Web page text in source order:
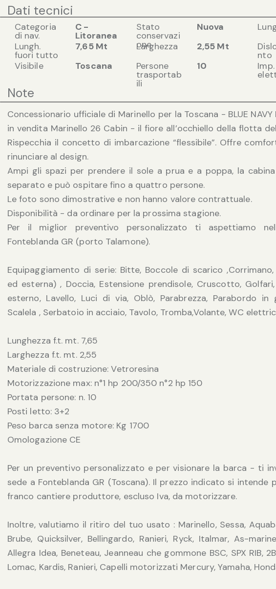
Dati tecnici
Categoria
di nav.
C -
Litoranea
Stato
conservazi
one
Nuova
Lungh.
fuori tutto
7,65 Mt Larghezza 2,55 Mt
nto
Visibile
Toscana Persone
trasportab
ili
10 Imp.
Note
Concessionario ufficiale di Marinello per la Toscana - BLUE
in vendita Marinello 26 Cabin - il fiore all’occhiello della flotta
Rispecchia il concetto di imbarcazione “flessibile”. Offre
rinunciare al design.
Ampi gli spazi per prendere il sole a prua e a poppa, la
separato e può ospitare fino a quattro persone.
Le foto sono dimostrative e non hanno valore contrattuale.
Disponibilità - da ordinare per la prossima stagione.
Per il miglior preventivo personalizzato ti aspettiamo
Fonteblanda GR (porto Talamone).
Equipaggiamento di serie: Bitte, Boccole di scarico
ed esterna) , Doccia, Estensione prendisole, Cruscotto,
esterno, Lavello, Luci di via, Oblò, Parabrezza, Parabordo in
Scalela , Serbatoio in acciaio, Tavolo, Tromba,Volante, WC
Lunghezza f.t. mt. 7,65
Larghezza f.t. mt. 2,55
Materiale di costruzione: Vetroresina
Motorizzazione max: n°1 hp 200/350 n°2 hp 150
Portata persone: n. 10
Posti letto: 3+2
Peso barca senza motore: Kg 1700
Omologazione CE
Per un preventivo personalizzato e per visionare la barca - ti
sede a Fonteblanda GR (Toscana). Il prezzo indicato si intende
franco cantiere produttore, escluso Iva, da motorizzare.
Inoltre, valutiamo il ritiro del tuo usato : Marinello, Sessa,
Brube, Quicksilver, Bellingardo, Ranieri, Ryck, Italmar, As-
Allegra Idea, Beneteau, Jeanneau che gommone BSC, SPX RIB,
Lomac, Kardis, Ranieri, Capelli motorizzati Mercury, Yamaha,